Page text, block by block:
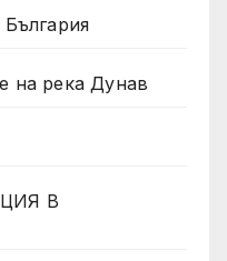
на река Дунав
В